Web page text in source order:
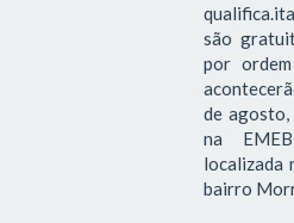
são
por
de agosto,
na
localizada
bairro